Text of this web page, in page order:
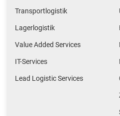
Transportlogistik
Lagerlogistik
Value Added Services
IT-Services
Lead Logistic Services